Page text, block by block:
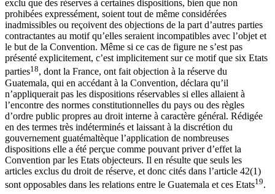
exclu que des réserves à certaines dispositions, bien que non
prohibées expressément, soient tout de même considérées
inadmissibles ou reçoivent des objections de la part d’autres parties
contractantes au motif qu’elles seraient incompatibles avec l’objet et
le but de la Convention. Même si ce cas de figure ne s’est pas
présenté explicitement, c’est implicitement sur ce motif que six Etats
parties18, dont la France, ont fait objection à la réserve du
Guatemala, qui en accédant à la Convention, déclara qu’il
n’appliquerait pas les dispositions réservables si elles allaient à
l’encontre des normes constitutionnelles du pays ou des règles
d’ordre public propres au droit interne à caractère général. Rédigée
en des termes très indéterminés et laissant à la discrétion du
gouvernement guatémaltèque l’application de nombreuses
dispositions elle a été perçue comme pouvant priver d’effet la
Convention par les Etats objecteurs. Il en résulte que seuls les
articles exclus du droit de réserve, et donc cités dans l’article 42(1)
sont opposables dans les relations entre le Guatemala et ces Etats19.